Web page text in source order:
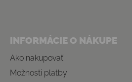
INFORMÁCIE O NÁKUPE
Ako nakupovať
Možnosti platby